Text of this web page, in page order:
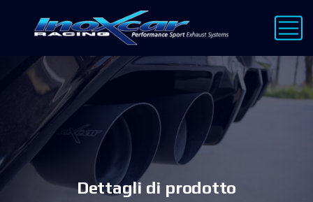
Dettagli di prodotto